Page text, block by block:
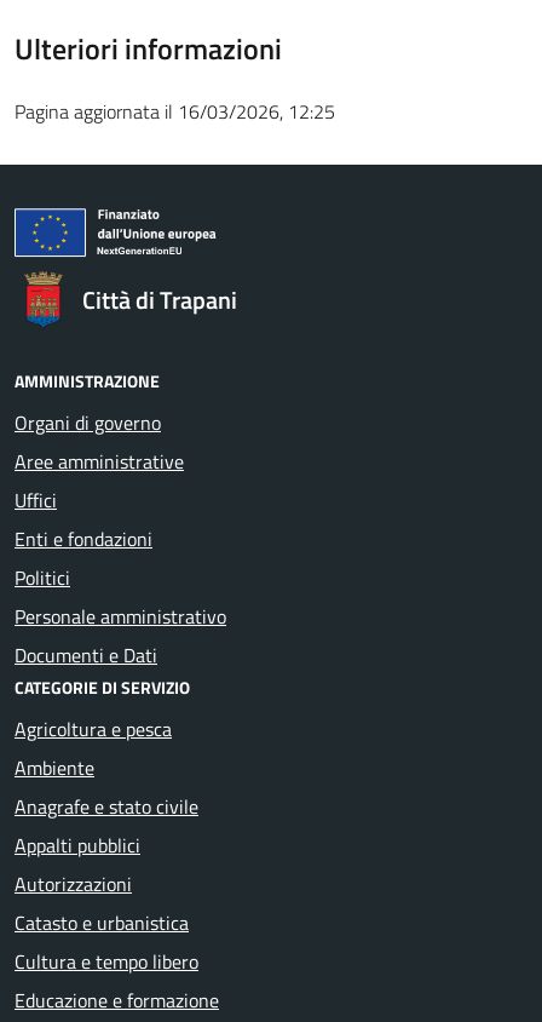
Ulteriori informazioni
Pagina aggiornata il 16/03/2026, 12:25
Città di Trapani
AMMINISTRAZIONE
Organi di governo
Aree amministrative
Uffici
Enti e fondazioni
Politici
Personale amministrativo
Documenti e Dati
CATEGORIE DI SERVIZIO
Agricoltura e pesca
Ambiente
Anagrafe e stato civile
Appalti pubblici
Autorizzazioni
Catasto e urbanistica
Cultura e tempo libero
Educazione e formazione